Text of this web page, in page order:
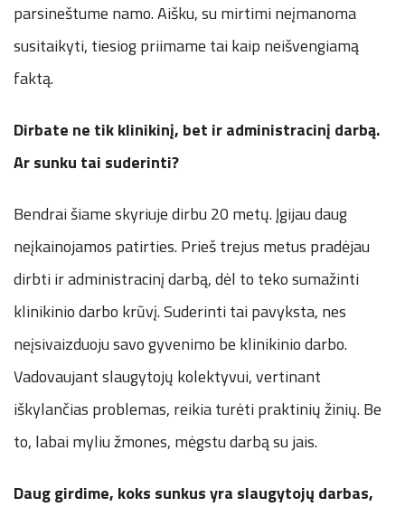
parsineštume namo. Aišku, su mirtimi neįmanoma
susitaikyti, tiesiog priimame tai kaip neišvengiamą
faktą.
Dirbate ne tik klinikinį, bet ir administracinį darbą.
Ar sunku tai suderinti?
Bendrai šiame skyriuje dirbu 20 metų. Įgijau daug
neįkainojamos patirties. Prieš trejus metus pradėjau
dirbti ir administracinį darbą, dėl to teko sumažinti
klinikinio darbo krūvį. Suderinti tai pavyksta, nes
neįsivaizduoju savo gyvenimo be klinikinio darbo.
Vadovaujant slaugytojų kolektyvui, vertinant
iškylančias problemas, reikia turėti praktinių žinių. Be
to, labai myliu žmones, mėgstu darbą su jais.
Daug girdime, koks sunkus yra slaugytojų darbas,